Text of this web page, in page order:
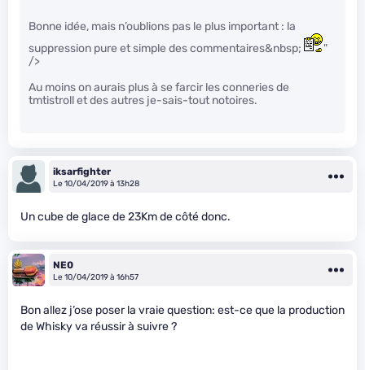
Bonne idée, mais n’oublions pas le plus important : la
suppression pure et simple des commentaires&nbsp;
"
/>
Au moins on aurais plus à se farcir les conneries de
tmtistroll et des autres je-sais-tout notoires.
iksarfighter
Le 10/04/2019 à 13h28
Un cube de glace de 23Km de côté donc.
NE0
Le 10/04/2019 à 16h57
Bon allez j’ose poser la vraie question: est-ce que la production
de Whisky va réussir à suivre ?